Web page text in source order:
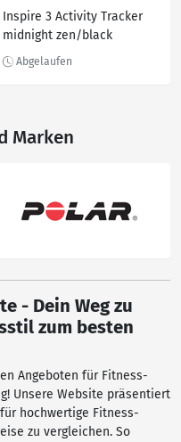
Inspire 3 Activity Tracker
midnight zen/black
Marken
- Dein Weg zu
zum besten
Angeboten für Fitness-
Unsere Website präsentiert
hochwertige Fitness-
zu vergleichen. So